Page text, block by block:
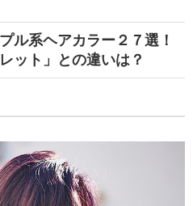
ル系ヘアカラー２７選！
ット」との違いは？